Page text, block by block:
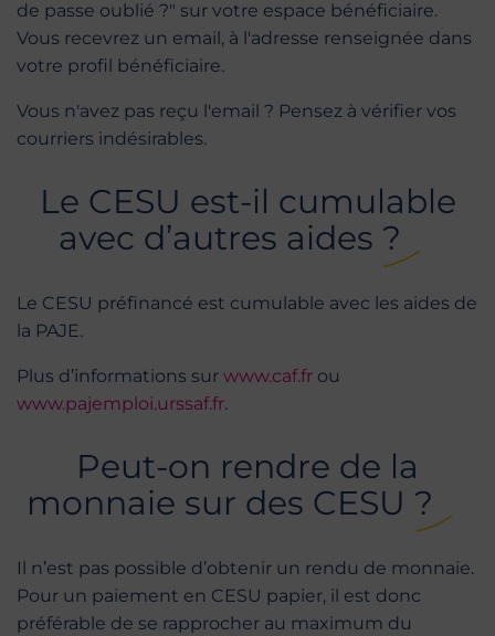
de passe oublié ?" sur votre espace bénéficiaire.
Vous recevrez un email, à l'adresse renseignée dans
votre profil bénéficiaire.
Vous n'avez pas reçu l'email ? Pensez à vérifier vos
courriers indésirables.
Le CESU est-il cumulable
avec d’autres aides ?
Le CESU préfinancé est cumulable avec les aides de
la PAJE.
Plus d’informations sur www.caf.fr ou
www.pajemploi.urssaf.fr.
Peut-on rendre de la
monnaie sur des CESU ?
Il n’est pas possible d’obtenir un rendu de monnaie.
Pour un paiement en CESU papier, il est donc
préférable de se rapprocher au maximum du